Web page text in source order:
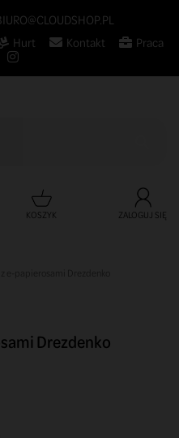
Hurt Kontakt Praca
KOSZYK ZALOGUJ SIĘ
Drezdenko